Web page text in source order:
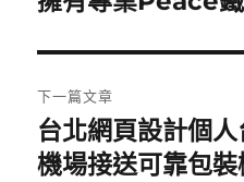
覽
文
章:
下一篇文章
下
一
台北網頁設計個
機場接送可靠包裝